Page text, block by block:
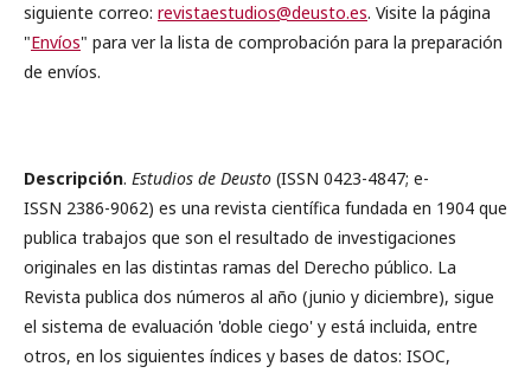
siguiente correo: revistaestudios@deusto.es. Visite la página
"Envíos" para ver la lista de comprobación para la preparación
de envíos.
Descripción. Estudios de Deusto (ISSN 0423-4847; e-
ISSN 2386-9062) es una revista científica fundada en 1904 que
publica trabajos que son el resultado de investigaciones
originales en las distintas ramas del Derecho público. La
Revista publica dos números al año (junio y diciembre), sigue
el sistema de evaluación 'doble ciego' y está incluida, entre
otros, en los siguientes índices y bases de datos: ISOC,